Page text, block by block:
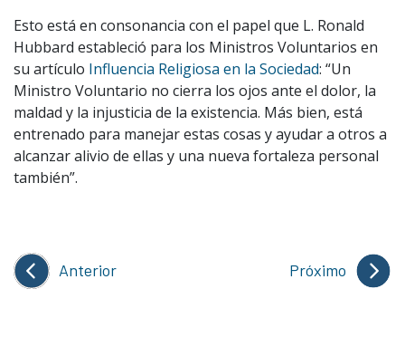
Esto está en consonancia con el papel que L. Ronald
Hubbard estableció para los Ministros Voluntarios en
su artículo Influencia Religiosa en la Sociedad: “Un
Ministro Voluntario no cierra los ojos ante el dolor, la
maldad y la injusticia de la existencia. Más bien, está
entrenado para manejar estas cosas y ayudar a otros a
alcanzar alivio de ellas y una nueva fortaleza personal
también”.
Anterior Próximo